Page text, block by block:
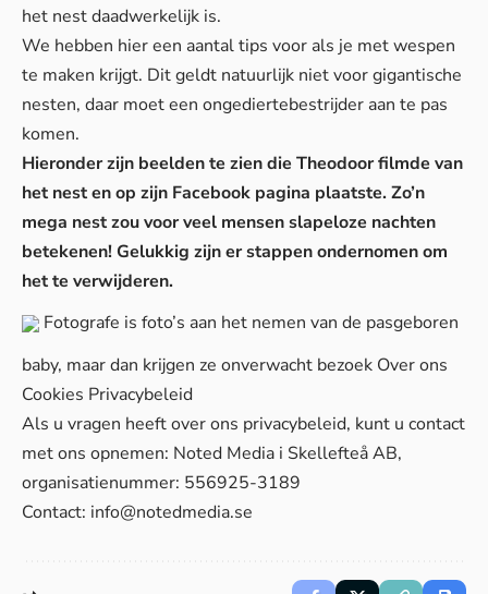
het nest daadwerkelijk is.
We hebben hier een aantaltips voor als je met wespen
te maken krijgt. Dit geldt natuurlijk niet voor gigantische
nesten, daar moet een ongediertebestrijder aan te pas
komen.
Hieronder zijn beelden te zien die Theodoor filmde van
het nest en op zijn Facebook pagina plaatste. Zo’n
mega nest zou voor veel mensen slapeloze nachten
betekenen! Gelukkig zijn er stappen ondernomen om
het te verwijderen.
Fotografe is foto’s aan het nemen van de pasgeboren
baby, maar dan krijgen ze onverwacht bezoek Over ons
Cookies Privacybeleid
Als u vragen heeft over ons privacybeleid, kunt u contact
met ons opnemen: Noted Media i Skellefteå AB,
organisatienummer: 556925-3189
Contact: info@notedmedia.se